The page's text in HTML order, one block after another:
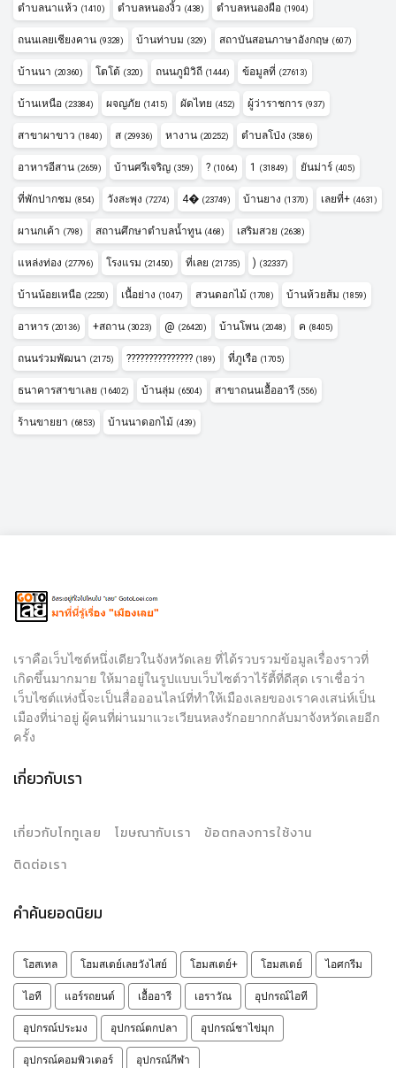
ตำบลนาแห้ว (1410) ตำบลหนองงิ้ว (438) ตำบลหนองผือ (1904)
ถนนเลยเชียงคาน (9328) บ้านท่าบม (329) สถาบันสอนภาษาอังกฤษ (607)
บ้านนา (20360) โตโต้ (320) ถนนภูมิวิถี (1444) ข้อมูลที่ (27613)
บ้านเหนือ (23384) ผจญภัย (1415) ผัดไทย (452) ผู้ว่าราชการ (937)
สาขาผาขาว (1840) ส (29936) หางาน (20252) ตำบลโป่ง (3586)
อาหารอีสาน (2659) บ้านศรีเจริญ (359) ? (1064) 1 (31849) ยันม่าร์ (405)
ที่พักปากชม (854) วังสะพุง (7274) 4� (23749) บ้านยาง (1370) เลยที่+ (4631)
ผานกเค้า (798) สถานศึกษาตำบลน้ำทูน (468) เสริมสวย (2638)
แหล่งท่อง (27796) โรงแรม (21450) ที่เลย (21735) ) (32337)
บ้านน้อยเหนือ (2250) เนื้อย่าง (1047) สวนดอกไม้ (1708) บ้านห้วยส้ม (1859)
อาหาร (20136) +สถาน (3023) @ (26420) บ้านโพน (2048) ค (8405)
ถนนร่วมพัฒนา (2175) ??????????????? (189) ที่ภูเรือ (1705)
ธนาคารสาขาเลย (16402) บ้านลุ่ม (6504) สาขาถนนเอื้ออารี (556)
ร้านขายยา (6853) บ้านนาดอกไม้ (439)
เราคือเว็บไซต์หนึ่งเดียวในจังหวัดเลย ที่ได้รวบรวมข้อมูลเรื่องราวที่
เกิดขึ้นมากมาย ให้มาอยู่ในรูปแบบเว็บไซต์วาไร้ตี้ที่ดีสุด เราเชื่อว่า
เว็บไซต์แห่งนี้จะเป็นสื่อออนไลน์ที่ทำให้เมืองเลยของเราคงเสน่ห์เป็น
เมืองที่น่าอยู่ ผู้คนที่ผ่านมาแวะเวียนหลงรักอยากกลับมาจังหวัดเลยอีก
ครั้ง
เกี่ยวกับเรา
เกี่ยวกับโกทูเลย โฆษณากับเรา
ข้อตกลงการใช้งาน
ติดต่อเรา
คำค้นยอดนิยม
โฮสเทล โฮมสเตย์เลยวังไสย์ โฮมสเตย์+ โฮมสเตย์ ไอศกรีม
ไอที แอร์รถยนต์ เอื้ออารี เอราวัณ อุปกรณ์ไอที
อุปกรณ์ประมง อุปกรณ์ตกปลา อุปกรณ์ชาไข่มุก
อุปกรณ์คอมพิวเตอร์ อุปกรณ์กีฬา